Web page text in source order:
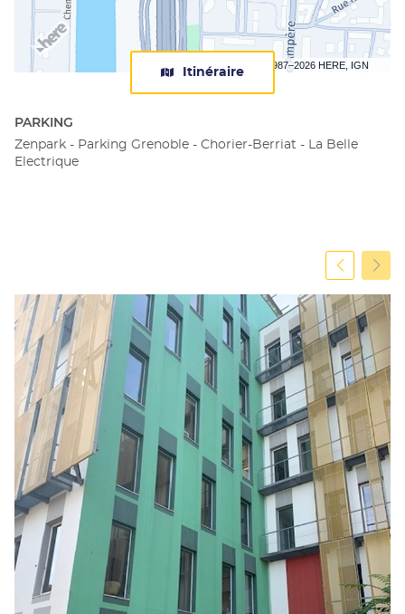
Terms of use © 1987–2026 HERE, IGN
Itinéraire
jusqu'au
centre
PARKING
Zenpark - Parking Grenoble - Chorier-Berriat - La Belle
Electrique